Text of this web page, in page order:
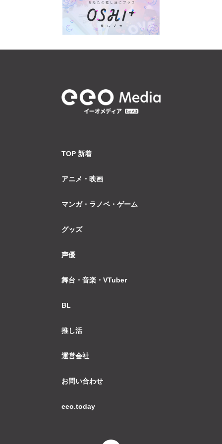
TOP 新着
アニメ・映画
マンガ・ラノベ・ゲーム
グッズ
声優
舞台・音楽・VTuber
BL
推し活
運営会社
お問い合わせ
eeo.today